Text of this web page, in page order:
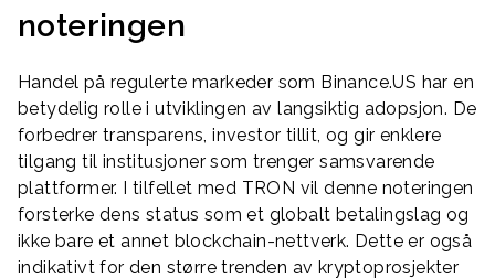
noteringen
Handel på regulerte markeder som Binance.US har en
betydelig rolle i utviklingen av langsiktig adopsjon. De
forbedrer transparens, investor tillit, og gir enklere
tilgang til institusjoner som trenger samsvarende
plattformer. I tilfellet med TRON vil denne noteringen
forsterke dens status som et globalt betalingslag og
ikke bare et annet blockchain-nettverk. Dette er også
indikativt for den større trenden av kryptoprosjekter